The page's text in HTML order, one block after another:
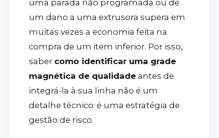
uma parada não programada ou de
um dano a uma extrusora supera em
muitas vezes a economia feita na
compra de um item inferior. Por isso,
saber como identificar uma grade
magnética de qualidadeantes de
integrá-la à sua linha não é um
detalhe técnico: é uma estratégia de
gestão de risco.